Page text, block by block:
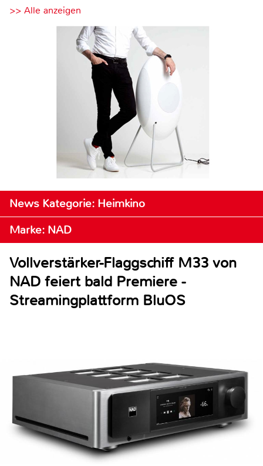
>> Alle anzeigen
News Kategorie: Heimkino
Marke: NAD
Vollverstärker-Flaggschiff M33 von
NAD feiert bald Premiere -
Streamingplattform BluOS